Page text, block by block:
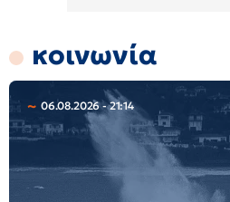
κοινωνία
06.08.2026 - 21:14